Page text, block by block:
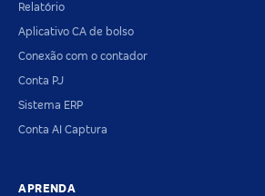
Relatório
Aplicativo CA de bolso
Conexão com o contador
Conta PJ
Sistema ERP
Conta AI Captura
APRENDA